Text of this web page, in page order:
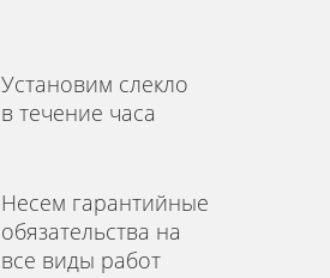
Установим слекло
в течение часа
Несем гарантийные
обязательства на
все виды работ